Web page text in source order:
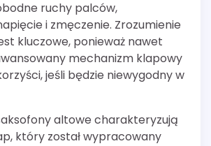
ruchy palców,
i zmęczenie. Zrozumienie
kluczowe, ponieważ nawet
mechanizm klapowy
jeśli będzie niewygodny w
altowe charakteryzują
który został wypracowany